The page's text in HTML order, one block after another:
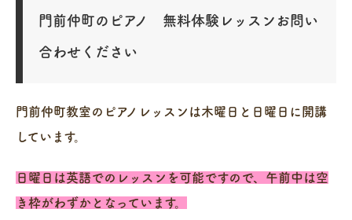
門前仲町のピアノ 無料体験レッスンお問い
合わせください
門前仲町教室のピアノレッスンは木曜日と日曜日に開講
しています。
日曜日は英語でのレッスンを可能ですので、午前中は空
き枠がわずかとなっています。